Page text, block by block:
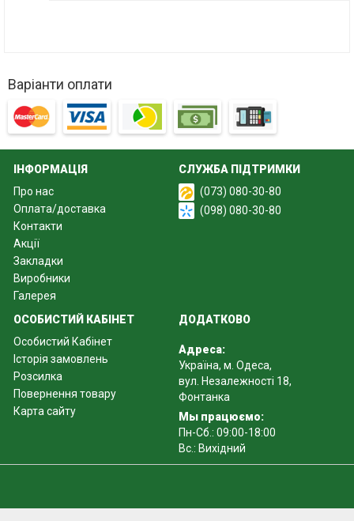
Варіанти оплати
ІНФОРМАЦІЯ
Про нас
Оплата/доставка
Контакти
Акції
Закладки
Виробники
Галерея
СЛУЖБА ПІДТРИМКИ
(073) 080-30-80
(098) 080-30-80
ОСОБИСТИЙ КАБІНЕТ
Особистий Кабінет
Історія замовлень
Розсилка
Повернення товару
Карта сайту
ДОДАТКОВО
Адреса:
Україна, м. Одеса,
вул. Незалежності 18,
Фонтанка
Мы працюємо:
Пн-Сб.: 09:00-18:00
Вс.: Вихідний